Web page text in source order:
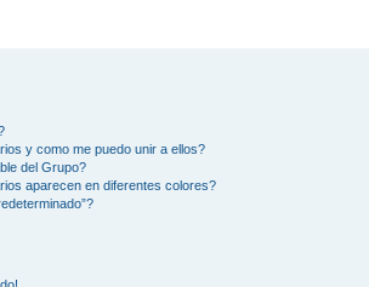
y como me puedo unir a ellos?
del Grupo?
aparecen en diferentes colores?